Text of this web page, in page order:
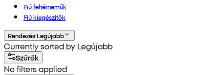
Fiú fehérneműk
Fiú kiegészítők
Rendezés:Legújabb
Currently sorted by Legújabb
Szűrők
No filters applied